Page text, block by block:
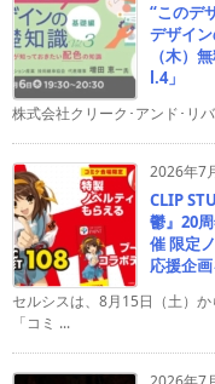
“このデ
デザイ
（木）
l.4」
株式会社クリーク･アンド･リ
2026年7
CLIP
鬱』20
催 限定
応援企
セルシスは、8月15日（土）
「コミ ...